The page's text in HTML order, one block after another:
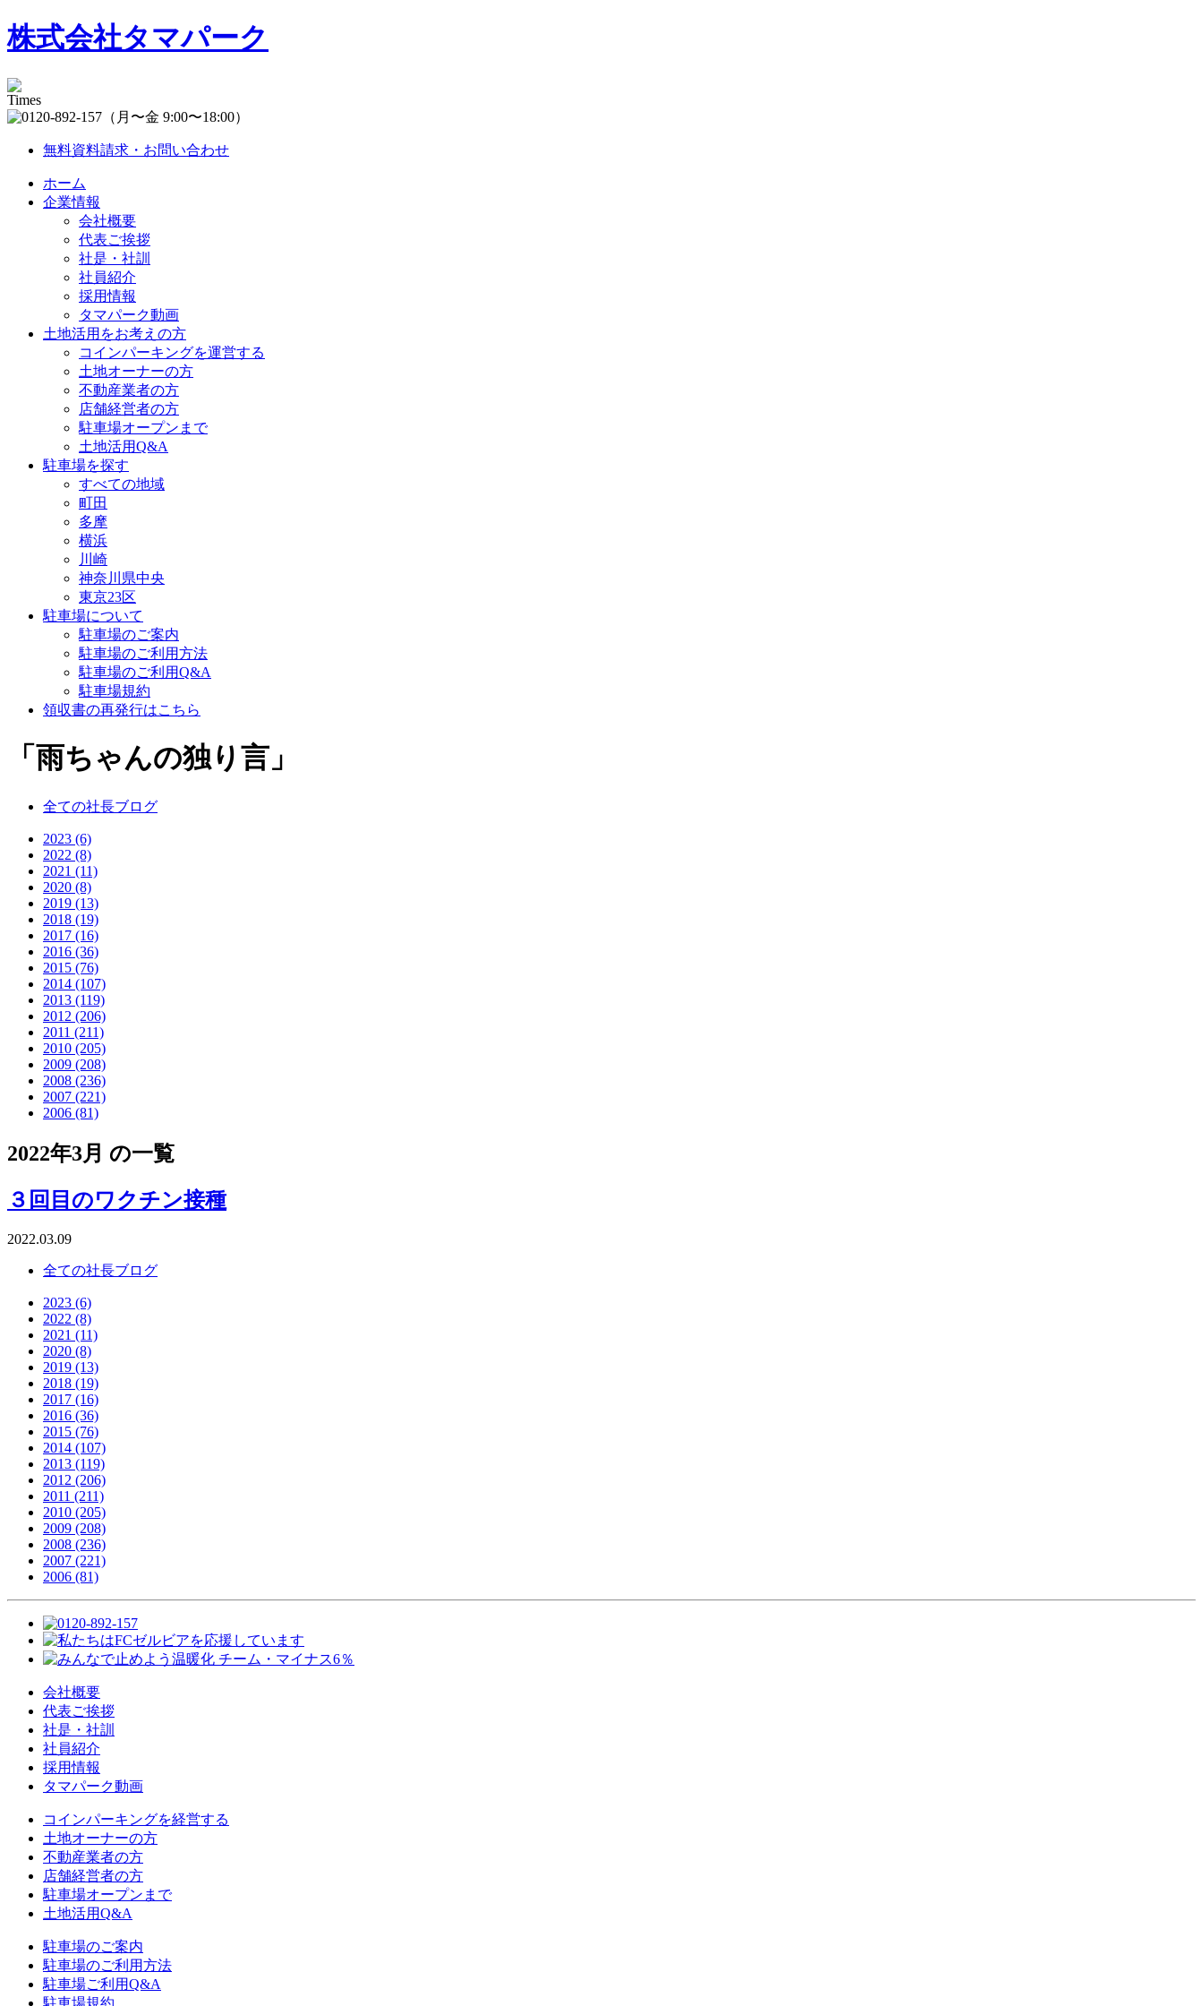
株式会社タマパーク
（月〜金 9:00〜18:00）
無料資料請求・お問い合わせ
ホーム
企業情報
会社概要
代表ご挨拶
社是・社訓
社員紹介
採用情報
タマパーク動画
土地活用をお考えの方
コインパーキングを運営する
土地オーナーの方
不動産業者の方
店舗経営者の方
駐車場オープンまで
土地活用Q&A
駐車場を探す
すべての地域
町田
多摩
横浜
川崎
神奈川県中央
東京23区
駐車場について
駐車場のご案内
駐車場のご利用方法
駐車場のご利用Q&A
駐車場規約
領収書の再発行はこちら
「雨ちゃんの独り言」
全ての社長ブログ
2023 (6)
2022 (8)
2021 (11)
2020 (8)
2019 (13)
2018 (19)
2017 (16)
2016 (36)
2015 (76)
2014 (107)
2013 (119)
2012 (206)
2011 (211)
2010 (205)
2009 (208)
2008 (236)
2007 (221)
2006 (81)
2022年3月 の一覧
３回目のワクチン接種
2022.03.09
全ての社長ブログ
2023 (6)
2022 (8)
2021 (11)
2020 (8)
2019 (13)
2018 (19)
2017 (16)
2016 (36)
2015 (76)
2014 (107)
2013 (119)
2012 (206)
2011 (211)
2010 (205)
2009 (208)
2008 (236)
2007 (221)
2006 (81)
会社概要
代表ご挨拶
社是・社訓
社員紹介
採用情報
タマパーク動画
コインパーキングを経営する
土地オーナーの方
不動産業者の方
店舗経営者の方
駐車場オープンまで
土地活用Q&A
駐車場のご案内
駐車場のご利用方法
駐車場ご利用Q&A